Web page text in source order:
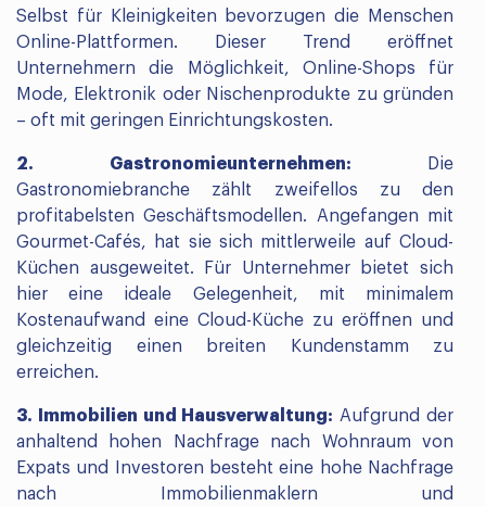
Selbst für Kleinigkeiten bevorzugen die Menschen
Online-Plattformen. Dieser Trend eröffnet
Unternehmern die Möglichkeit, Online-Shops für
Mode, Elektronik oder Nischenprodukte zu gründen
– oft mit geringen Einrichtungskosten.
2. Gastronomieunternehmen: Die
Gastronomiebranche zählt zweifellos zu den
profitabelsten Geschäftsmodellen. Angefangen mit
Gourmet-Cafés, hat sie sich mittlerweile auf Cloud-
Küchen ausgeweitet. Für Unternehmer bietet sich
hier eine ideale Gelegenheit, mit minimalem
Kostenaufwand eine Cloud-Küche zu eröffnen und
gleichzeitig einen breiten Kundenstamm zu
erreichen.
3. Immobilien und Hausverwaltung: Aufgrund der
anhaltend hohen Nachfrage nach Wohnraum von
Expats und Investoren besteht eine hohe Nachfrage
nach Immobilienmaklern und